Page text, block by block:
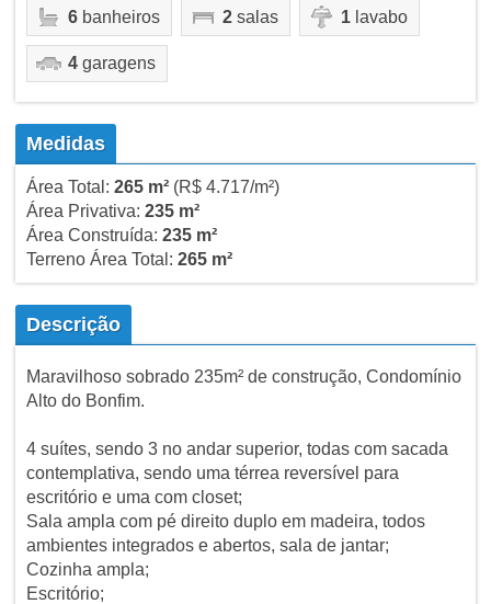
6banheiros 2salas 1lavabo
4garagens
Medidas
Área Total: 265 m²(R$ 4.717/m²)
Área Privativa: 235 m²
Área Construída: 235 m²
Terreno Área Total: 265 m²
Descrição
Maravilhoso sobrado 235m² de construção, Condomínio
Alto do Bonfim.
4 suítes, sendo 3 no andar superior, todas com sacada
contemplativa, sendo uma térrea reversível para
escritório e uma com closet;
Sala ampla com pé direito duplo em madeira, todos
ambientes integrados e abertos, sala de jantar;
Cozinha ampla;
Escritório;